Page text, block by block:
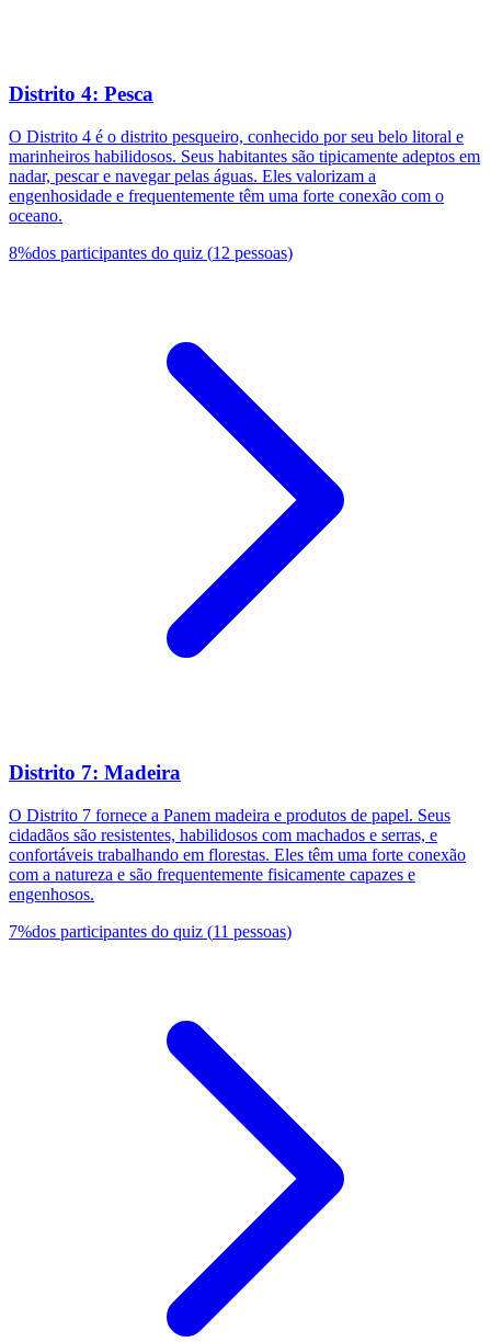
Distrito 4: Pesca
O Distrito 4 é o distrito pesqueiro, conhecido por seu belo litoral e
marinheiros habilidosos. Seus habitantes são tipicamente adeptos em
nadar, pescar e navegar pelas águas. Eles valorizam a
engenhosidade e frequentemente têm uma forte conexão com o
oceano.
8%dos participantes do quiz (12 pessoas)
Distrito 7: Madeira
O Distrito 7 fornece a Panem madeira e produtos de papel. Seus
cidadãos são resistentes, habilidosos com machados e serras, e
confortáveis trabalhando em florestas. Eles têm uma forte conexão
com a natureza e são frequentemente fisicamente capazes e
engenhosos.
7%dos participantes do quiz (11 pessoas)